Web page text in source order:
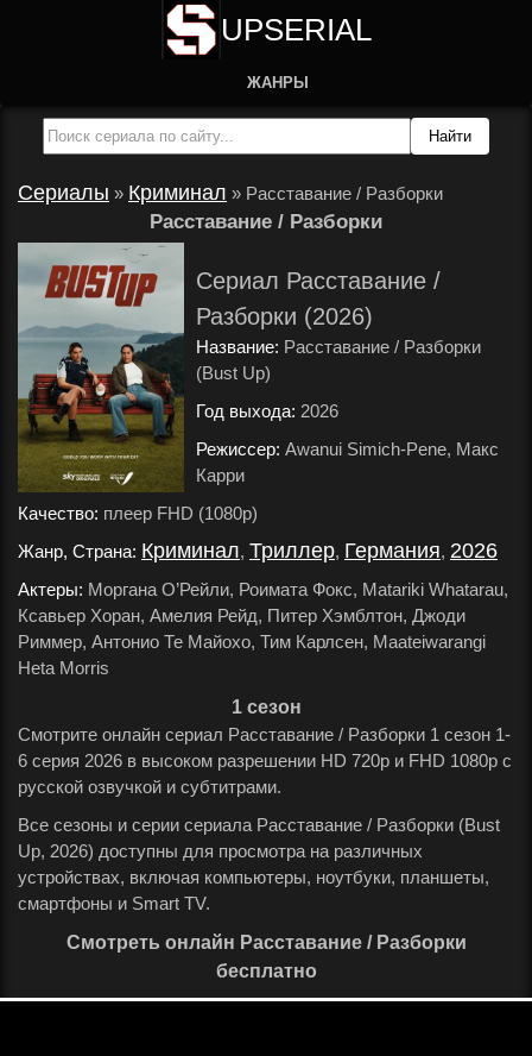
UPSERIAL
ЖАНРЫ
Сериалы » Криминал » Расставание / Разборки
Расставание / Разборки
Сериал Расставание /
Разборки (2026)
Название: Расставание / Разборки
(Bust Up)
Год выхода: 2026
Режиссер: Awanui Simich-Pene, Макс
Карри
Качество: плеер FHD (1080p)
Жанр, Страна: Криминал, Триллер, Германия, 2026
Актеры: Моргана О’Рейли, Роимата Фокс, Matariki Whatarau,
Ксавьер Хоран, Амелия Рейд, Питер Хэмблтон, Джоди
Риммер, Антонио Те Майохо, Тим Карлсен, Maateiwarangi
Heta Morris
1 сезон
Смотрите онлайн сериал Расставание / Разборки 1 сезон 1-
6 серия 2026 в высоком разрешении HD 720p и FHD 1080p с
русской озвучкой и субтитрами.
Все сезоны и серии сериала Расставание / Разборки (Bust
Up, 2026) доступны для просмотра на различных
устройствах, включая компьютеры, ноутбуки, планшеты,
смартфоны и Smart TV.
Смотреть онлайн Расставание / Разборки
бесплатно